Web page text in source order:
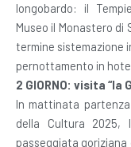
longobardo: il
Museo il Monastero di
termine sistemazione
pernottamento in
2 GIORNO: visita “la
In mattinata
della Cultura
passeggiata